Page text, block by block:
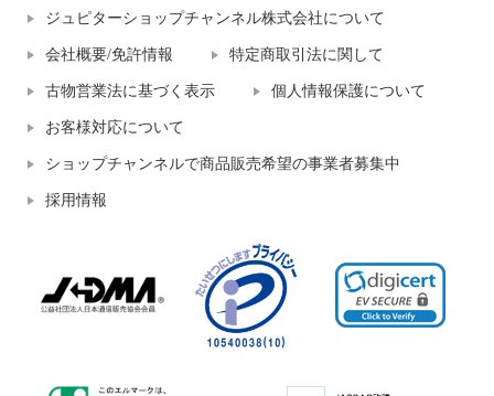
ジュピターショップチャンネル株式会社について
会社概要/免許情報 特定商取引法に関して
古物営業法に基づく表示 個人情報保護について
お客様対応について
ショップチャンネルで商品販売希望の事業者募集中
採用情報